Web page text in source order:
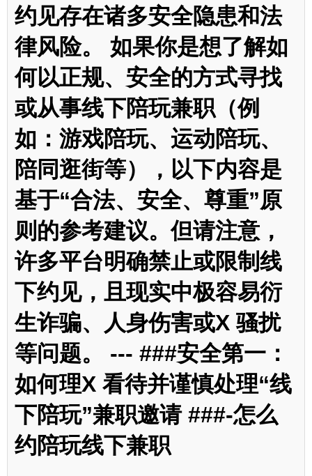
约见存在诸多安全隐患和法
律风险。 如果你是想了解如
何以正规、安全的方式寻找
或从事线下陪玩兼职（例
如：游戏陪玩、运动陪玩、
陪同逛街等），以下内容是
基于“合法、安全、尊重”原
则的参考建议。但请注意，
许多平台明确禁止或限制线
下约见，且现实中极容易衍
生诈骗、人身伤害或X 骚扰
等问题。 --- ###安全第一：
如何理X 看待并谨慎处理“线
下陪玩”兼职邀请 ###-怎么
约陪玩线下兼职